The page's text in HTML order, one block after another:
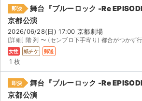
即決
舞台『ブルーロック -Re
京都公演
2026/06/28(日) 17:00 京都劇場
女性 紙チケ 郵送
1 枚
即決
舞台『ブルーロック -Re
京都公演